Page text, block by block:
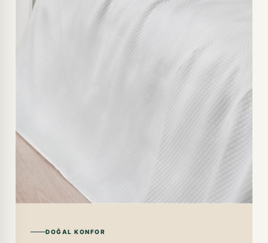
DOĞAL KONFOR